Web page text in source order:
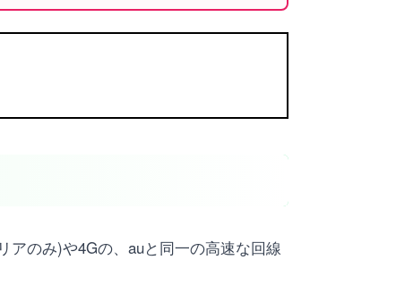
アのみ)や4Gの、auと同一の高速な回線